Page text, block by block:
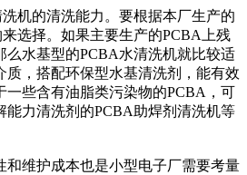
机的清洗能力。要根据本厂生产的
选择。如果主要生产的PCBA上残
么水基型的PCBA水清洗机就比较适
质，搭配环保型水基清洗剂，能有效
一些含有油脂类污染物的PCBA，可
能力清洗剂的PCBA助焊剂清洗机等
和维护成本也是小型电子厂需要考量